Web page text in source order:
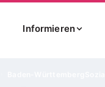
Informieren